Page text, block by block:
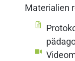
Materialien